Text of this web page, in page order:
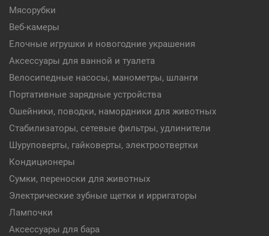
Мясорубки
Веб-камеры
Елочные игрушки и новогодние украшения
Аксессуары для ванной и туалета
Велосипедные насосы, манометры, шланги
Портативные зарядные устройства
Ошейники, поводки, намордники для животных
Стабилизаторы, сетевые фильтры, удлинители
Шуруповерты, гайковерты, электроотвертки
Кондиционеры
Сумки, переноски для животных
Электрические зубные щетки и ирригаторы
Лампочки
Аксессуары для бара